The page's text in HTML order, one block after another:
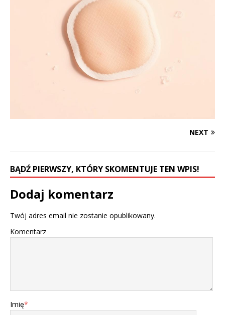
NEXT
BĄDŹ PIERWSZY, KTÓRY SKOMENTUJE TEN WPIS!
Dodaj komentarz
Twój adres email nie zostanie opublikowany.
Komentarz
Imię*